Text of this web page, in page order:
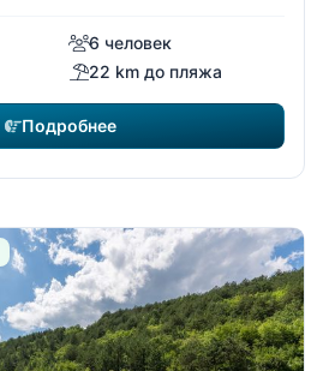
6 человек
22 km до пляжа
Подробнее